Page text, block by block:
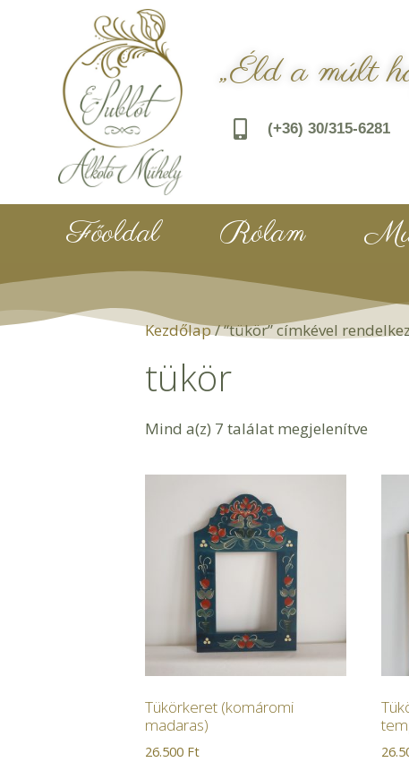
„Éld a múlt
(+36) 30/315-6281
Főoldal Rólam
Kezdőlap/ “tükör” címkével
tükör
Mind a(z) 7 találat megjelenítve
Tükörkeret (komáromi
madaras)
26.500 Ft